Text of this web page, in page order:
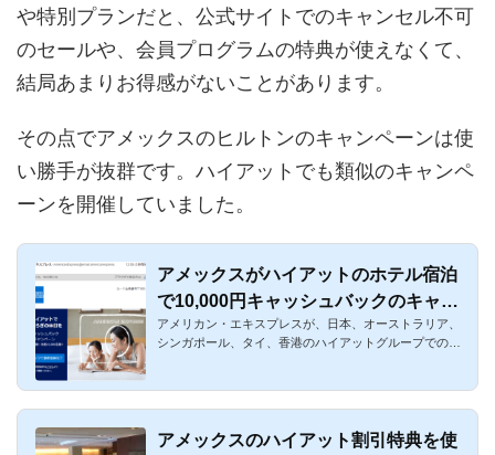
や特別プランだと、公式サイトでのキャンセル不可
のセールや、会員プログラムの特典が使えなくて、
結局あまりお得感がないことがあります。
その点でアメックスのヒルトンのキャンペーンは使
い勝手が抜群です。ハイアットでも類似のキャンペ
ーンを開催していました。
アメックスがハイアットのホテル宿泊
で10,000円キャッシュバックのキャン
ペーン！
アメリカン・エキスプレスが、日本、オーストラリア、
シンガポール、タイ、香港のハイアットグループでのホ
アメックスのハイアット割引特典を使